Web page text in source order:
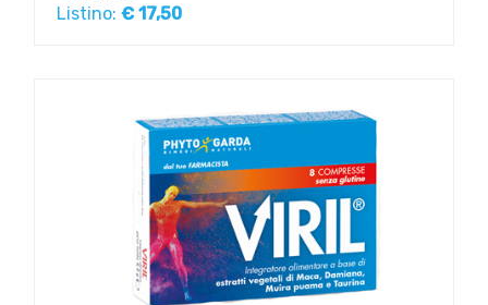
Listino: € 17,50